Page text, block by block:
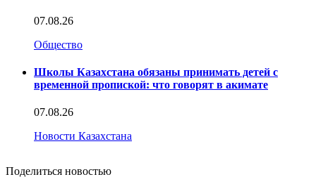
07.08.26
Общество
Школы Казахстана обязаны принимать детей с
временной пропиской: что говорят в акимате
07.08.26
Новости Казахстана
Поделиться новостью